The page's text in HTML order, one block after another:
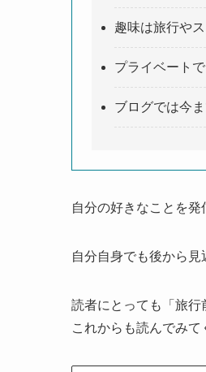
趣味は旅行や
プライベート
ブログでは今
自分の好きなことを発
自分自身でも後から見
読者にとっても「旅
これからも読んでみて